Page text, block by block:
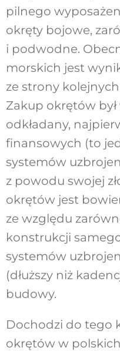
pilnego
okręty bojowe,
i podwodne.
morskich jest
ze strony
Zakup okrętów
odkładany,
finansowych (to
systemów
z powodu swojej
okrętów jest
ze względu
konstrukcji
systemów
(dłuższy niż
budowy.
Dochodzi do tego
okrętów w